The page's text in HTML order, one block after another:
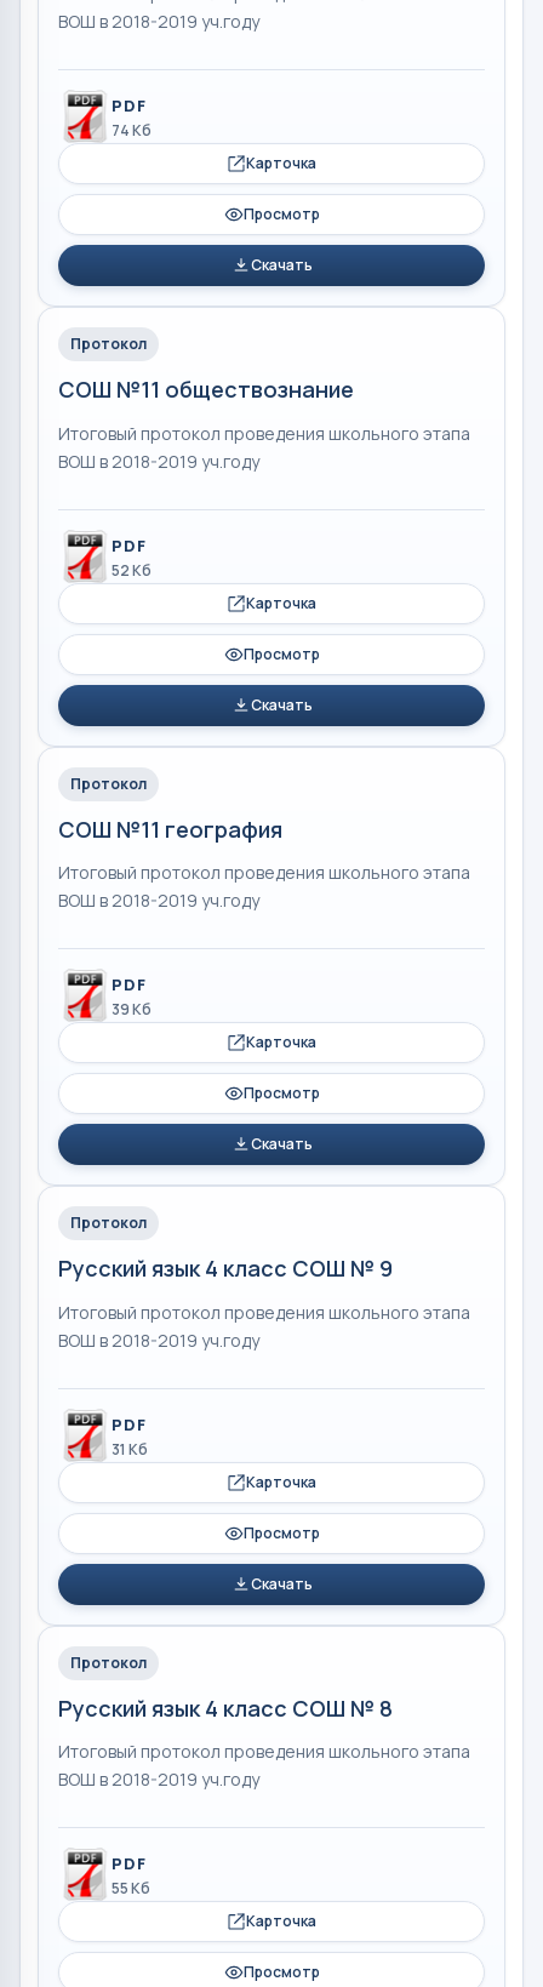
ВОШ в 2018-2019 уч.году
PDF
74 Кб
Карточка
Просмотр
Скачать
Протокол
СОШ №11 обществознание
Итоговый протокол проведения школьного этапа
ВОШ в 2018-2019 уч.году
PDF
52 Кб
Карточка
Просмотр
Скачать
Протокол
СОШ №11 география
Итоговый протокол проведения школьного этапа
ВОШ в 2018-2019 уч.году
PDF
39 Кб
Карточка
Просмотр
Скачать
Протокол
Русский язык 4 класс СОШ № 9
Итоговый протокол проведения школьного этапа
ВОШ в 2018-2019 уч.году
PDF
31 Кб
Карточка
Просмотр
Скачать
Протокол
Русский язык 4 класс СОШ № 8
Итоговый протокол проведения школьного этапа
ВОШ в 2018-2019 уч.году
PDF
55 Кб
Карточка
Просмотр